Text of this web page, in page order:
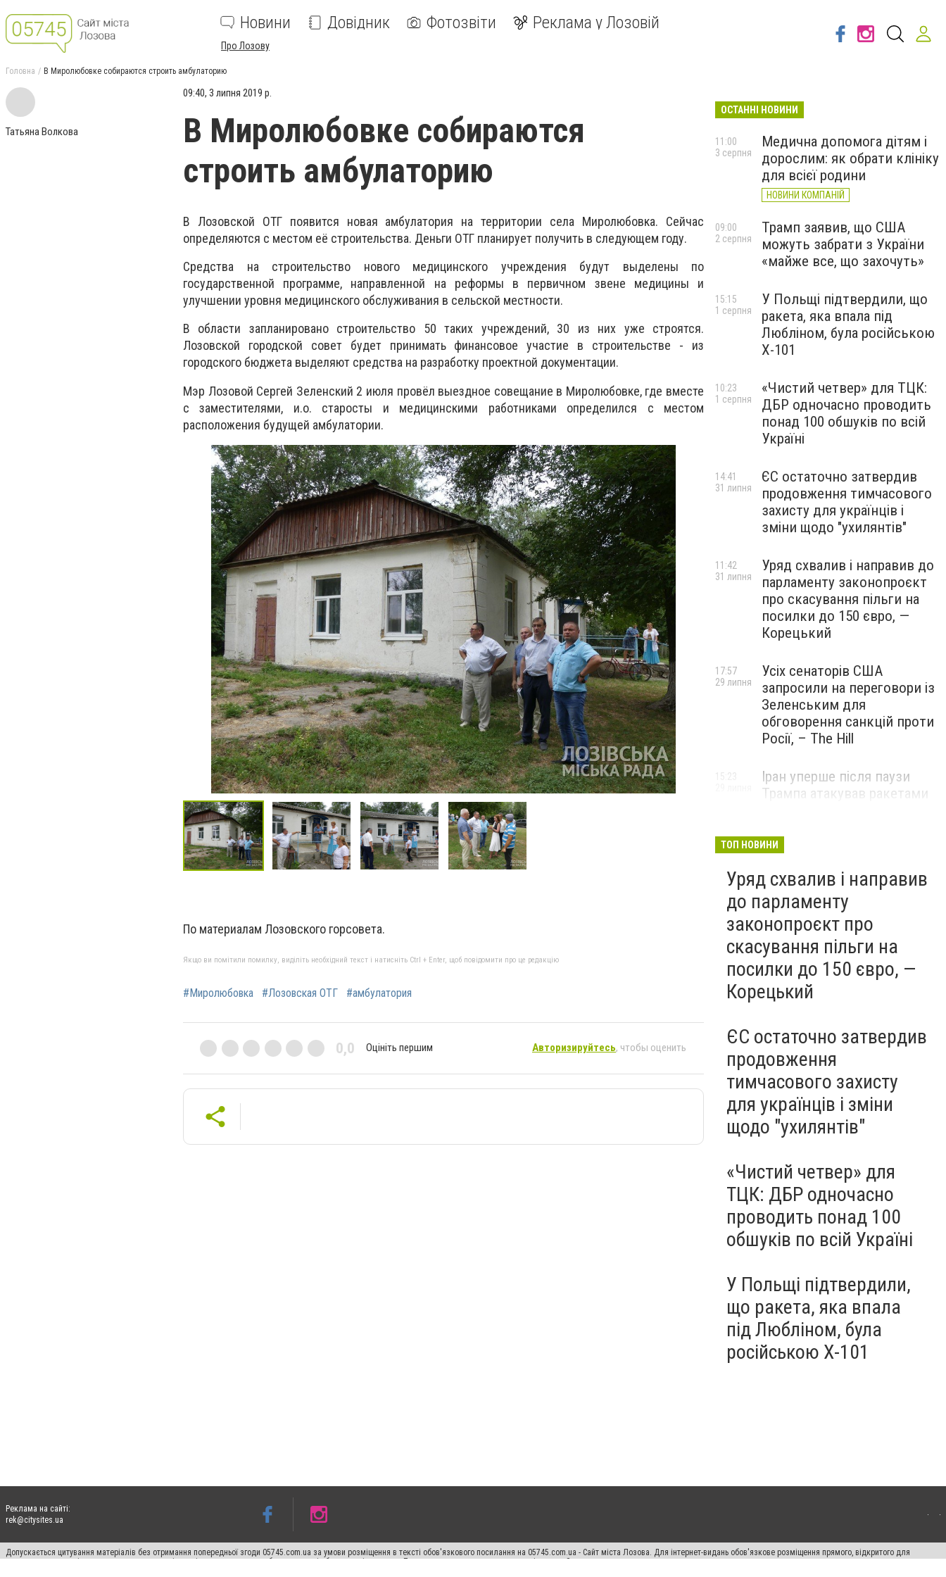
Новини Довідник Фотозвіти Реклама у Лозовій
Про Лозову
Головна В Миролюбовке собираются строить амбулаторию
Татьяна Волкова
09:40, 3 липня 2019 р.
В Миролюбовке собираются
строить амбулаторию
В Лозовской ОТГ появится новая амбулатория на территории села Миролюбовка. Сейчас
определяются с местом её строительства. Деньги ОТГ планирует получить в следующем году.
Средства на строительство нового медицинского учреждения будут выделены по
государственной программе, направленной на реформы в первичном звене медицины и
улучшении уровня медицинского обслуживания в сельской местности.
В области запланировано строительство 50 таких учреждений, 30 из них уже строятся.
Лозовской городской совет будет принимать финансовое участие в строительстве - из
городского бюджета выделяют средства на разработку проектной документации.
Мэр Лозовой Сергей Зеленский 2 июля провёл выездное совещание в Миролюбовке, где вместе
с заместителями, и.о. старосты и медицинскими работниками определился с местом
расположения будущей амбулатории.
По материалам Лозовского горсовета.
Якщо ви помітили помилку, виділіть необхідний текст і натисніть Ctrl + Enter, щоб повідомити про це редакцію
#Миролюбовка #Лозовская ОТГ #амбулатория
0,0 Оцініть першим Авторизируйтесь, чтобы оценить
ОСТАННІ НОВИНИ
Медична допомога дітям і
дорослим: як обрати клініку
для всієї родини
НОВИНИ КОМПАНІЙ
11:00
3 серпня
Трамп заявив, що США
можуть забрати з України
«майже все, що захочуть»
09:00
2 серпня
У Польщі підтвердили, що
ракета, яка впала під
Любліном, була російською
Х-101
15:15
1 серпня
«Чистий четвер» для ТЦК:
ДБР одночасно проводить
понад 100 обшуків по всій
Україні
10:23
1 серпня
ЄС остаточно затвердив
продовження тимчасового
захисту для українців і
зміни щодо "ухилянтів"
14:41
31 липня
Уряд схвалив і направив до
парламенту законопроєкт
про скасування пільги на
посилки до 150 євро, —
Корецький
11:42
31 липня
Усіх сенаторів США
запросили на переговори із
Зеленським для
обговорення санкцій проти
Росії, – The Hill
17:57
29 липня
Іран уперше після паузи
Трампа атакував ракетами
15:23
ТОП НОВИНИ
Уряд схвалив і направив
до парламенту
законопроєкт про
скасування пільги на
посилки до 150 євро, —
Корецький
ЄС остаточно затвердив
продовження
тимчасового захисту
для українців і зміни
щодо "ухилянтів"
«Чистий четвер» для
ТЦК: ДБР одночасно
проводить понад 100
обшуків по всій Україні
У Польщі підтвердили,
що ракета, яка впала
під Любліном, була
російською Х-101
Реклама на сайті:
rek@citysites.ua
Допускається цитування матеріалів без отримання попередньої згоди 05745.com.ua за умови розміщення в тексті обов'язкового посилання на 05745.com.ua - Сайт міста Лозова. Для інтернет-видань обов'язкове розміщення прямого, відкритого для
пошукових систем гіперпосилання на цитовані статті не нижче другого абзацу в тексті або в якості джерела. Порушення виняткових прав переслідується Законом.